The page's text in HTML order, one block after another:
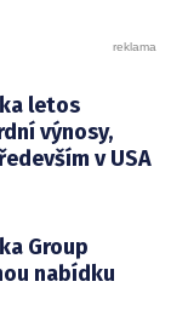
letos
výnosy,
v USA
Group
nabídku